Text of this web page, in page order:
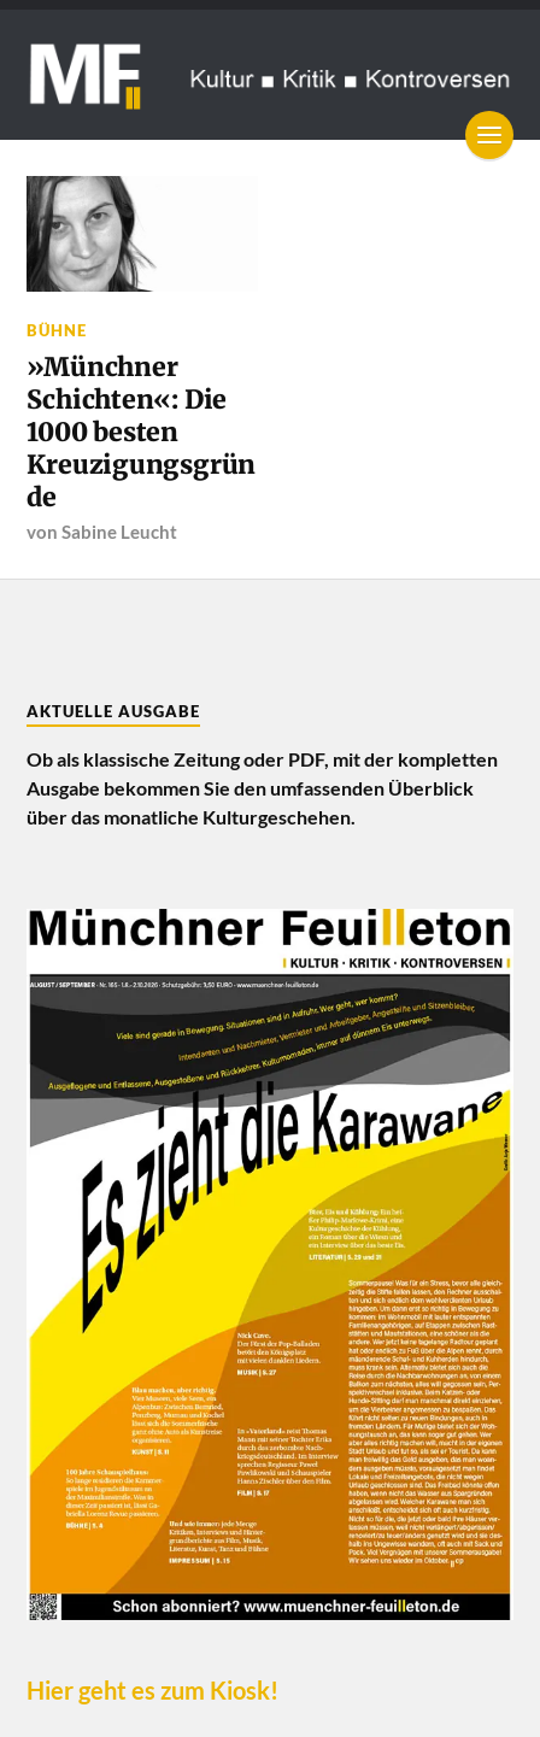
BÜHNE
»Münchner
Schichten«: Die
1000 besten
Kreuzigungsgrün
de
vonSabine Leucht
AKTUELLE AUSGABE
Ob als klassische Zeitung oder PDF, mit der kompletten
Ausgabe bekommen Sie den umfassenden Überblick
über das monatliche Kulturgeschehen.
Hier geht es zum Kiosk!